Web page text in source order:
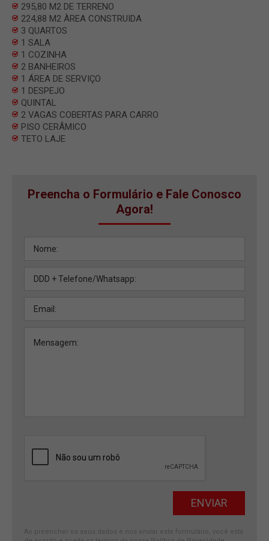
295,80 M2 DE TERRENO
224,88 M2 ÀREA CONSTRUIDA
3 QUARTOS
1 SALA
1 COZINHA
2 BANHEIROS
1 ÁREA DE SERVIÇO
1 DESPEJO
QUINTAL
2 VAGAS COBERTAS PARA CARRO
PISO CERÂMICO
TETO LAJE
Preencha o Formulário e Fale Conosco
Agora!
Ao preencher os seus dados e nos enviar este formulário, você está